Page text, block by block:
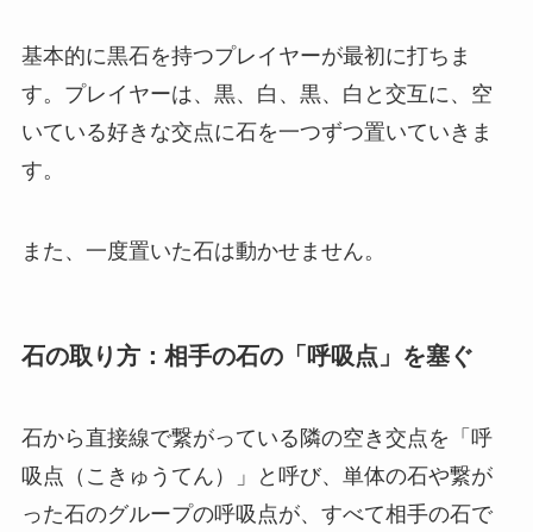
基本的に黒石を持つプレイヤーが最初に打ちま
す。プレイヤーは、黒、白、黒、白と交互に、空
いている好きな交点に石を一つずつ置いていきま
す。
また、一度置いた石は動かせません。
石の取り方：相手の石の「呼吸点」を塞ぐ
石から直接線で繋がっている隣の空き交点を「呼
吸点（こきゅうてん）」と呼び、単体の石や繋が
った石のグループの呼吸点が、すべて相手の石で